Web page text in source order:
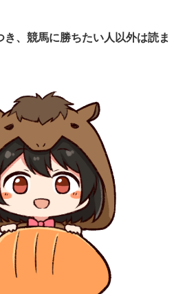
き、競馬に勝ちたい人以外は読ま